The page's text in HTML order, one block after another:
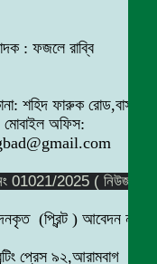
: ফজলে রাব্বি
শহিদ ফারুক রোড,বাসা
মোবাইল অফিস:
নং 01021/2025 ( নিউজ
(প্রিন্ট ) আবেদন নং
প্রেস ৯২,আরামবাগ